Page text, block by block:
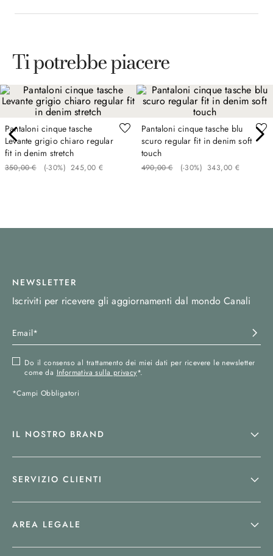
Ti potrebbe piacere
Pantaloni cinque tasche
Levante grigio chiaro regular
fit in denim stretch
350,00 € (-30%) 245,00 €
Pantaloni cinque tasche blu
scuro regular fit in denim soft
touch
490,00 € (-30%) 343,00 €
NEWSLETTER
Iscriviti per ricevere gli aggiornamenti dal mondo Canali
Do il consenso al trattamento dei miei dati per ricevere le newsletter
come da Informativa sulla privacy*.
*Campi Obbligatori
IL NOSTRO BRAND
SERVIZIO CLIENTI
AREA LEGALE